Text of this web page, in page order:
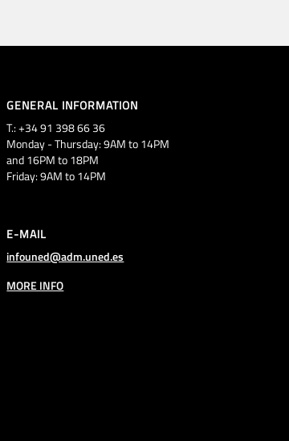
GENERAL INFORMATION
T.: +34 91 398 66 36
Monday - Thursday: 9AM to 14PM
and 16PM to 18PM
Friday: 9AM to 14PM
E-MAIL
infouned@adm.uned.es
MORE INFO